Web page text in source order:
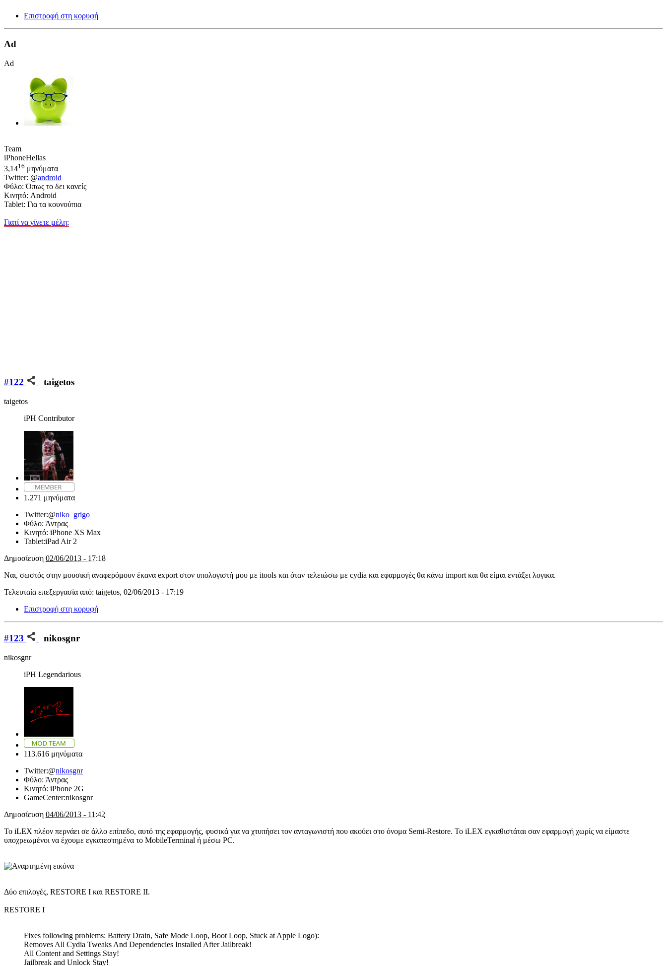
Επιστροφή στη κορυφή
Ad
Ad
Team
iPhoneHellas
3,1416 μηνύματα
Twitter: @android
Φύλο: Όπως το δει κανείς
Κινητό: Android
Tablet: Για τα κουνούπια
Γιατί να γίνετε μέλη;
#122 taigetos
taigetos
iPH Contributor
1.271 μηνύματα
Twitter:@niko_grigo
Φύλο: Άντρας
Κινητό: iPhone XS Max
Tablet:iPad Air 2
Δημοσίευση 02/06/2013 - 17:18
Ναι, σωστός στην μουσική αναφερόμουν έκανα export στον υπολογιστή μου με itools και όταν τελειώσω με cydia και εφαρμογές θα κάνω import και θα είμαι εντάξει λογικα.
Τελευταία επεξεργασία από: taigetos, 02/06/2013 - 17:19
Επιστροφή στη κορυφή
#123 nikosgnr
nikosgnr
iPH Legendarious
113.616 μηνύματα
Twitter:@nikosgnr
Φύλο: Άντρας
Κινητό: iPhone 2G
GameCenter:nikosgnr
Δημοσίευση 04/06/2013 - 11:42
Το iLEX πλέον περνάει σε άλλο επίπεδο, αυτό της εφαρμογής, φυσικά για να χτυπήσει τον ανταγωνιστή που ακούει στο όνομα Semi-Restore. To iLEX εγκαθιστάται σαν εφαρμογή χωρίς να είμαστε
υποχρεωμένοι να έχουμε εγκατεστημένα το MobileTerminal ή μέσω PC.
Δύο επιλογές, RESTORE I και RESTORE II.
RESTORE I
Fixes following problems: Battery Drain, Safe Mode Loop, Boot Loop, Stuck at Apple Logo):
Removes All Cydia Tweaks And Dependencies Installed After Jailbreak!
All Content and Settings Stay!
Jailbreak and Unlock Stay!